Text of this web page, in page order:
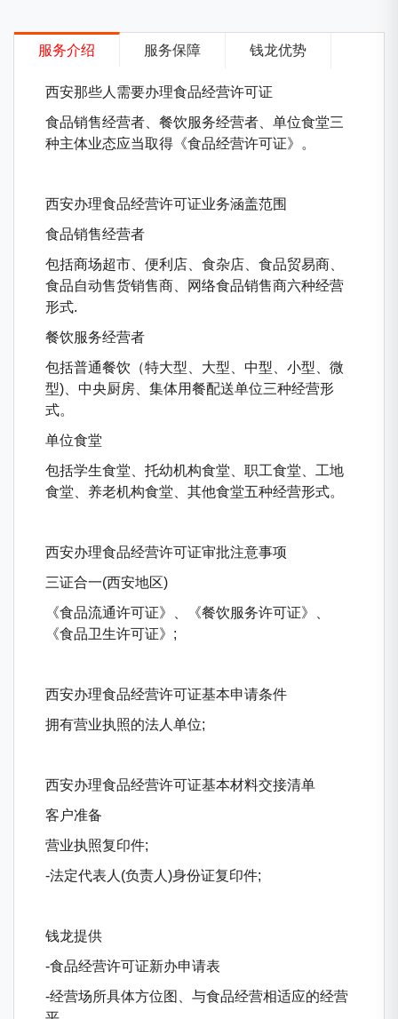
服务介绍 服务保障 钱龙优势
西安那些人需要办理食品经营许可证
食品销售经营者、餐饮服务经营者、单位食堂三
种主体业态应当取得《食品经营许可证》。
西安办理食品经营许可证业务涵盖范围
食品销售经营者
包括商场超市、便利店、食杂店、食品贸易商、
食品自动售货销售商、网络食品销售商六种经营
形式.
餐饮服务经营者
包括普通餐饮（特大型、大型、中型、小型、微
型)、中央厨房、集体用餐配送单位三种经营形
式。
单位食堂
包括学生食堂、托幼机构食堂、职工食堂、工地
食堂、养老机构食堂、其他食堂五种经营形式。
西安办理食品经营许可证审批注意事项
三证合一(西安地区)
《食品流通许可证》、《餐饮服务许可证》、
《食品卫生许可证》;
西安办理食品经营许可证基本申请条件
拥有营业执照的法人单位;
西安办理食品经营许可证基本材料交接清单
客户准备
营业执照复印件;
-法定代表人(负责人)身份证复印件;
钱龙提供
-食品经营许可证新办申请表
-经营场所具体方位图、与食品经营相适应的经营